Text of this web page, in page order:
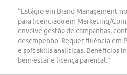
“Estágio em Brand Management
para licenciado em Marketing/
envolve gestão de campanhas,
desempenho. Requer fluência em
e soft skills analíticas. Benefícios
bem-estar e licença parental.”